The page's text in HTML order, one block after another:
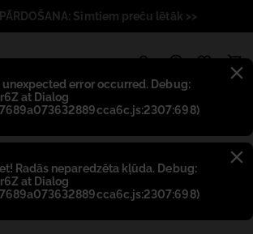
unexpected error occurred. Debug:
at Dialog
Radās neparedzēta kļūda. Debug:
at Dialog
Simtiem preču lētāk >>